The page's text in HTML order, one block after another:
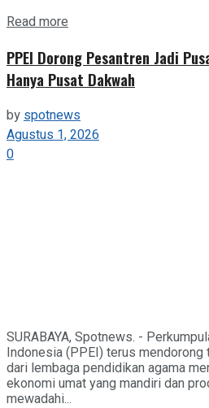
Read more
PPEI Dorong Pesantren Jadi
Hanya Pusat Dakwah
byspotnews
Agustus 1, 2026
0
SURABAYA, Spotnews. -
Indonesia (PPEI) terus
dari lembaga pendidikan agama
ekonomi umat yang mandiri dan
mewadahi...